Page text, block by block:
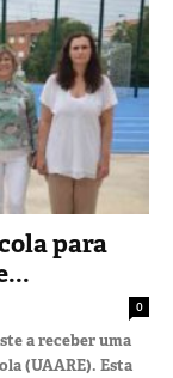
para
0
a receber uma
(UAARE). Esta